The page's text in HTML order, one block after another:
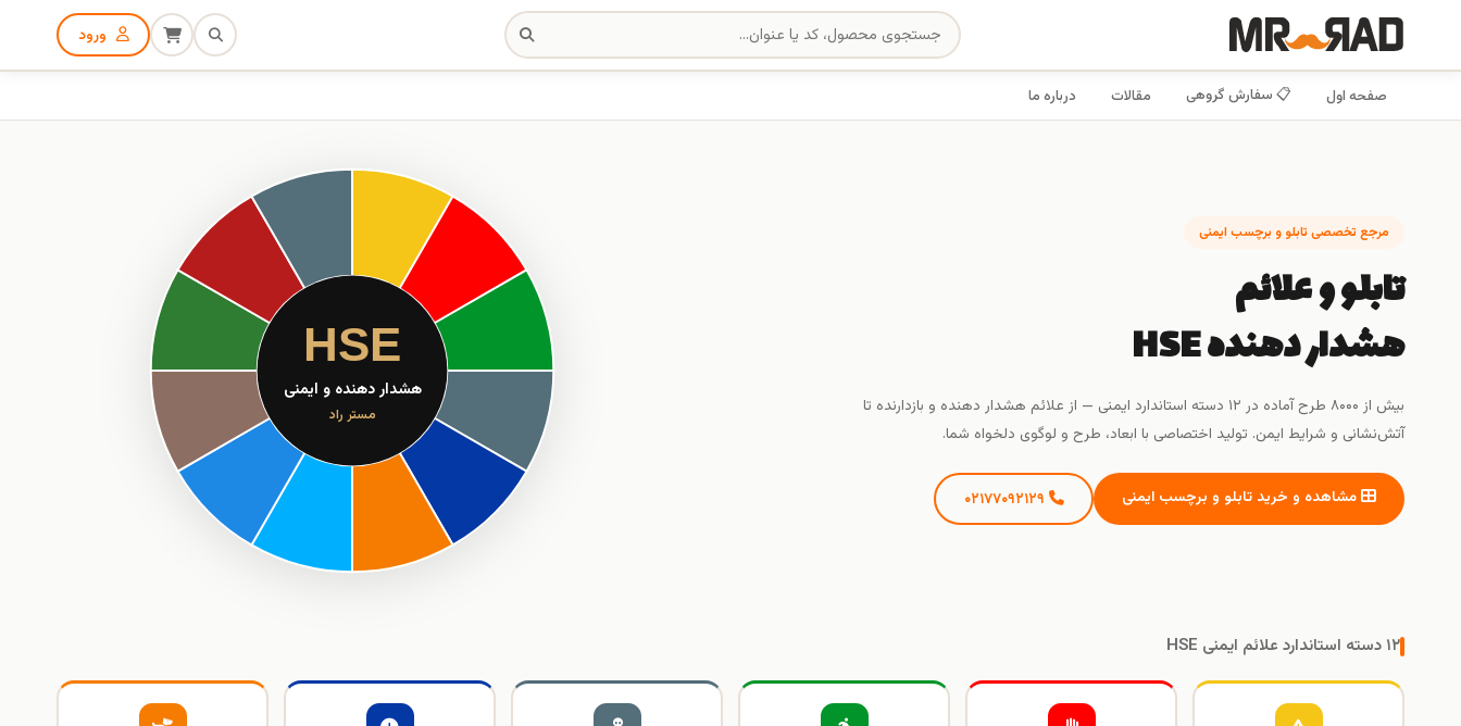
ورود
صفحه اول 📋 سفارش گروهی مقالات درباره ما
مرجع تخصصی تابلو و برچسب ایمنی
تابلو و علائم
هشدار دهنده HSE
بیش از ۸۰۰۰ طرح آماده در ۱۲ دسته استاندارد ایمنی — از علائم هشدار دهنده و بازدارنده تا
آتش‌نشانی و شرایط ایمن. تولید اختصاصی با ابعاد، طرح و لوگوی دلخواه شما.
مشاهده و خرید تابلو و برچسب ایمنی
HSE
هشدار دهنده و ایمنی
مستر راد
۱۲ دسته استاندارد علائم ایمنی HSE